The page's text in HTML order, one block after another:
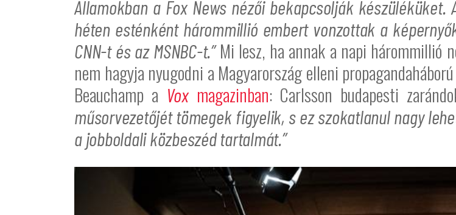
Államokban a Fox News nézői bekapcsolják
héten esténként hárommillió embert vonzottak a
CNN-t és az MSNBC-t.”Mi lesz, ha annak a napi hárommillió
nem hagyja nyugodni a Magyarország elleni
Beauchamp a Voxmagazinban: Carlsson budapesti
műsorvezetőjét tömegek figyelik, s ez szokatlanul nagy
a jobboldali közbeszéd tartalmát.”